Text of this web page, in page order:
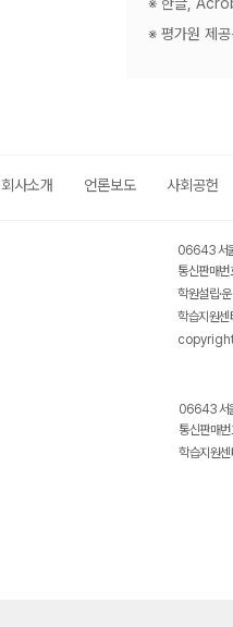
※ 평가원 제
회사소개 언론보도 사회공헌
06643 서
통신판매
학원설립·
학습지원
06643 서
통신판매
학습지원